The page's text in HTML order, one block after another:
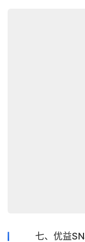
七、优益